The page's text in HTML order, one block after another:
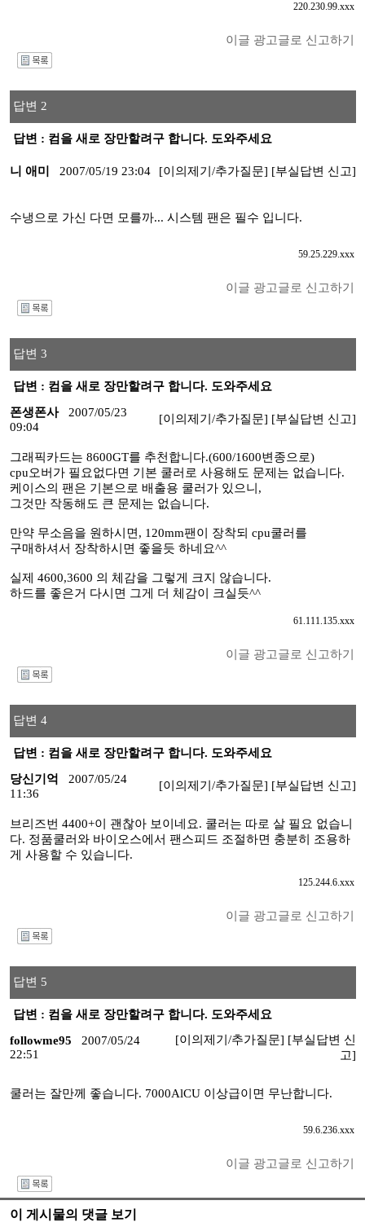
220.230.99.xxx
이글 광고글로 신고하기
답변 2
답변 : 컴을 새로 장만할려구 합니다. 도와주세요
니 애미 2007/05/19 23:04 [이의제기/추가질문] [부실답변 신고]
수냉으로 가신 다면 모를까... 시스템 팬은 필수 입니다.
59.25.229.xxx
이글 광고글로 신고하기
답변 3
답변 : 컴을 새로 장만할려구 합니다. 도와주세요
폰생폰사
2007/05/23
09:04
[이의제기/추가질문] [부실답변 신고]
그래픽카드는 8600GT를 추천합니다.(600/1600변종으로)
cpu오버가 필요없다면 기본 쿨러로 사용해도 문제는 없습니다.
케이스의 팬은 기본으로 배출용 쿨러가 있으니,
그것만 작동해도 큰 문제는 없습니다.
만약 무소음을 원하시면, 120mm팬이 장착되 cpu쿨러를
구매하셔서 장착하시면 좋을듯 하네요^^
실제 4600,3600 의 체감을 그렇게 크지 않습니다.
하드를 좋은거 다시면 그게 더 체감이 크실듯^^
61.111.135.xxx
이글 광고글로 신고하기
답변 4
답변 : 컴을 새로 장만할려구 합니다. 도와주세요
당신기억
2007/05/24
11:36
[이의제기/추가질문] [부실답변 신고]
브리즈번 4400+이 괜찮아 보이네요. 쿨러는 따로 살 필요 없습니
다. 정품쿨러와 바이오스에서 팬스피드 조절하면 충분히 조용하
게 사용할 수 있습니다.
125.244.6.xxx
이글 광고글로 신고하기
답변 5
답변 : 컴을 새로 장만할려구 합니다. 도와주세요
followme95
2007/05/24
22:51
[이의제기/추가질문] [부실답변 신
고]
쿨러는 잘만께 좋습니다. 7000AlCU 이상급이면 무난합니다.
59.6.236.xxx
이글 광고글로 신고하기
이 게시물의 댓글 보기